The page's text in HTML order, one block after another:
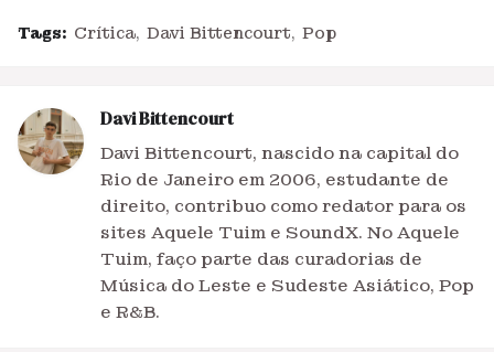
Tags: Crítica Davi Bittencourt Pop
Davi Bittencourt
Davi Bittencourt, nascido na capital do
Rio de Janeiro em 2006, estudante de
direito, contribuo como redator para os
sites Aquele Tuim e SoundX. No Aquele
Tuim, faço parte das curadorias de
Música do Leste e Sudeste Asiático, Pop
e R&B.